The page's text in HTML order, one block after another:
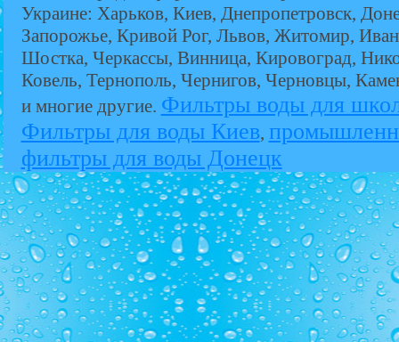
Украине: Харьков, Киев, Днепропетровск,
Запорожье, Кривой Рог, Львов, Житомир,
Шостка, Черкассы, Винница, Кировоград,
Ковель, Тернополь, Чернигов, Черновцы,
и многие другие. Фильтры воды для
Фильтры для воды Киев,
фильтры для воды Донецк